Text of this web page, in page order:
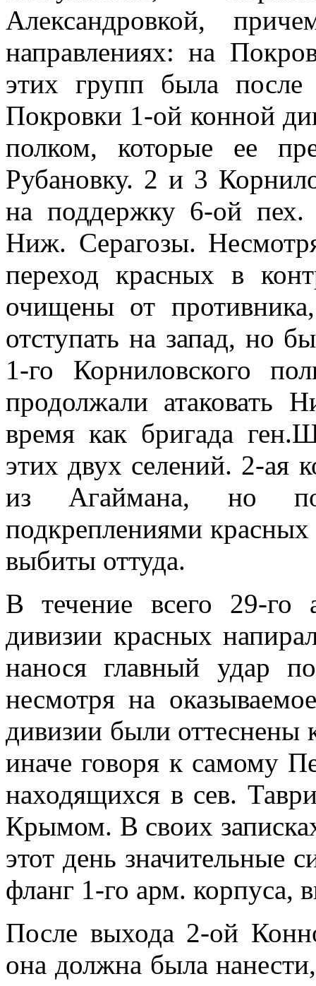
Александровкой,
направлениях: на
этих групп была после
Покровки 1-ой конной
полком, которые ее
Рубановку. 2 и 3
на поддержку 6-ой пех.
Ниж. Серагозы.
переход красных в
очищены от
отступать на запад, но
1-го Корниловского
продолжали атаковать
время как бригада
этих двух селений. 2-ая
из Агаймана, но
подкреплениями
выбиты оттуда.
В течение всего 29-го
дивизии красных
нанося главный удар
несмотря на
дивизии были оттеснены
иначе говоря к самому
находящихся в сев.
Крымом. В своих
этот день значительные
фланг 1-го арм. корпуса,
После выхода 2-ой
она должна была